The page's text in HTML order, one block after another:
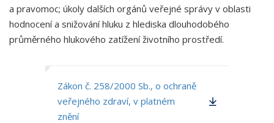
a pravomoc; úkoly dalších orgánů veřejné správy v oblasti
hodnocení a snižování hluku z hlediska dlouhodobého
průměrného hlukového zatížení životního prostředí.
Zákon č. 258/2000 Sb., o ochraně
veřejného zdraví, v platném
znění